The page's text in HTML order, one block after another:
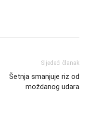
Sljedeći članak
Šetnja smanjuje riz od
moždanog udara